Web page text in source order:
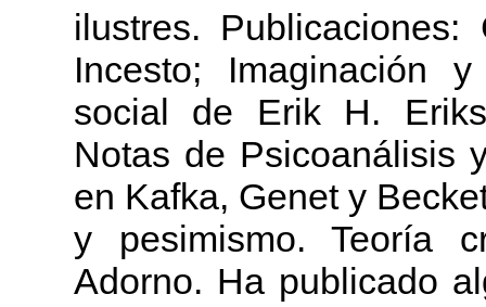
ilustres.
Incesto; Imaginación
social de Erik H.
Notas de Psicoanálisis
en Kafka, Genet y
y pesimismo. Teoría
Adorno. Ha publicado